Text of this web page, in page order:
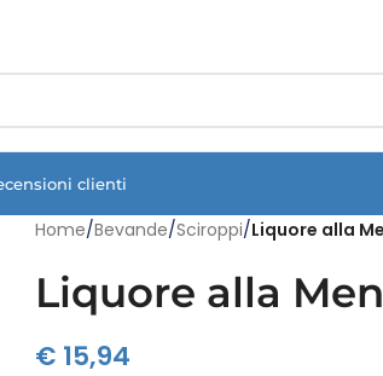
clienti
Home/Bevande/Sciroppi/Liquore alla
Liquore alla
€ 15,94